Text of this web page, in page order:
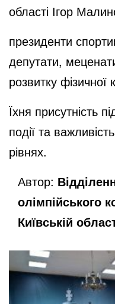
області Ігор
президенти
депутати,
розвитку фізичної
Їхня присутність
події та
рівнях.
Автор:
олімпійського
Київській